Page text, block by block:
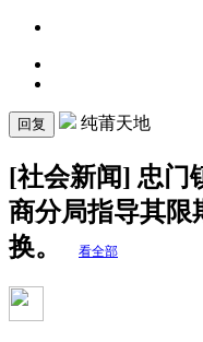
回复 纯莆天地
[社会新闻] 忠门
商分局指导其限
换。
看全部